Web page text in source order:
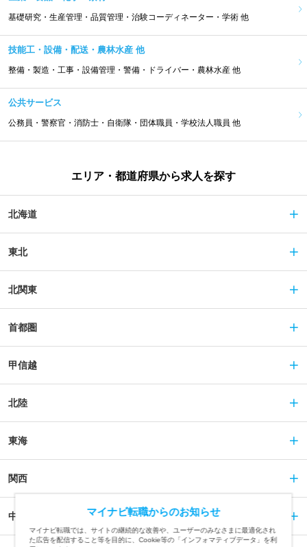
基礎研究・生産管理・品質管理・治験コーディネーター・学術 他
技能工・設備・配送・農林水産 他
整備・製造・工事・設備管理・警備・ドライバー・農林水産 他
公共サービス
公務員・警察官・消防士・自衛隊・団体職員・学校法人職員 他
エリア・都道府県から求人を探す
北海道
東北
北関東
首都圏
甲信越
北陸
東海
関西
中国 マイナビ転職からのお知らせ
マイナビ転職では、サイトの継続的な改善や、ユーザーのみなさまに最適化され
た広告を配信すること等を目的に、Cookie等の「インフォマティブデータ」を利